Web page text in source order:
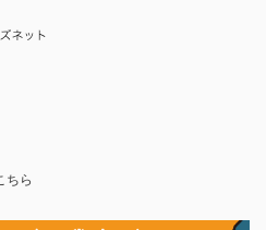
ちら